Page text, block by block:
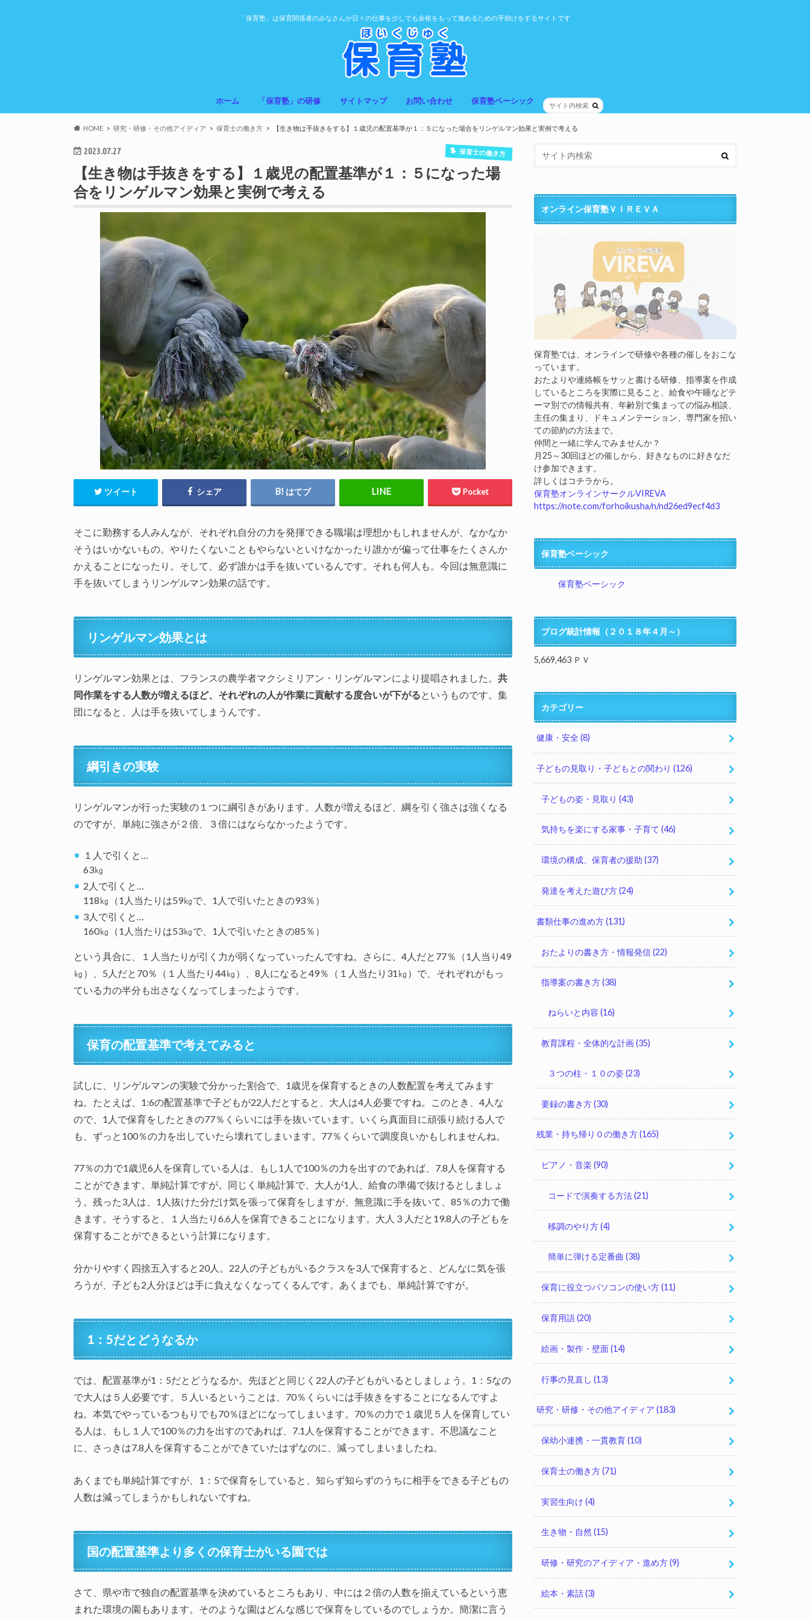
「保育塾」は保育関係者のみなさんが日々の仕事を少しでも余裕をもって進めるための手助けをするサイトです
ホーム 「保育塾」の研修 サイトマップ お問い合わせ 保育塾ベーシック
HOME 研究・研修・その他アイディア 保育士の働き方 【生き物は手抜きをする】１歳児の配置基準が１：５になった場合をリンゲルマン効果と実例で考える
2023.07.27 保育士の働き方
【生き物は手抜きをする】１歳児の配置基準が１：５になった場
合をリンゲルマン効果と実例で考える
ツイート シェア はてブ Pocket
そこに勤務する人みんなが、それぞれ自分の力を発揮できる職場は理想かもしれませんが、なかなか
そうはいかないもの。やりたくないこともやらないといけなかったり誰かが偏って仕事をたくさんか
かえることになったり。そして、必ず誰かは手を抜いているんです。それも何人も。今回は無意識に
手を抜いてしまうリンゲルマン効果の話です。
リンゲルマン効果とは
リンゲルマン効果とは、フランスの農学者マクシミリアン・リンゲルマンにより提唱されました。 共
同作業をする人数が増えるほど、それぞれの人が作業に貢献する度合いが下がるというものです。集
団になると、人は手を抜いてしまうんです。
綱引きの実験
リンゲルマンが行った実験の１つに綱引きがあります。人数が増えるほど、綱を引く強さは強くなる
のですが、単純に強さが２倍、３倍にはならなかったようです。
１人で引くと…
63㎏
2人で引くと…
118㎏（1人当たりは59㎏で、1人で引いたときの93％）
3人で引くと…
160㎏（1人当たりは53㎏で、1人で引いたときの85％）
という具合に、１人当たりが引く力が弱くなっていったんですね。さらに、4人だと77％（1人当り49
㎏）、5人だと70％（１人当たり44㎏）、8人になると49％（１人当たり31㎏）で、それぞれがもっ
ている力の半分も出さなくなってしまったようです。
保育の配置基準で考えてみると
試しに、リンゲルマンの実験で分かった割合で、1歳児を保育するときの人数配置を考えてみます
ね。たとえば、1:6の配置基準で子どもが22人だとすると、大人は4人必要ですね。このとき、4人な
ので、1人で保育をしたときの77％くらいには手を抜いています。いくら真面目に頑張り続ける人で
も、ずっと100％の力を出していたら壊れてしまいます。77％くらいで調度良いかもしれませんね。
77％の力で1歳児6人を保育している人は、もし1人で100％の力を出すのであれば、7.8人を保育する
ことができます。単純計算ですが。同じく単純計算で、大人が1人、給食の準備で抜けるとしましょ
う。残った3人は、1人抜けた分だけ気を張って保育をしますが、無意識に手を抜いて、85％の力で働
きます。そうすると、１人当たり6.6人を保育できることになります。大人３人だと19.8人の子どもを
保育することができるという計算になります。
分かりやすく四捨五入すると20人。22人の子どもがいるクラスを3人で保育すると、どんなに気を張
ろうが、子ども2人分ほどは手に負えなくなってくるんです。あくまでも、単純計算ですが。
1：5だとどうなるか
では、配置基準が1：5だとどうなるか。先ほどと同じく22人の子どもがいるとしましょう。1：5なの
で大人は５人必要です。５人いるということは、70％くらいには手抜きをすることになるんですよ
ね。本気でやっているつもりでも70％ほどになってしまいます。70％の力で１歳児５人を保育してい
る人は、もし１人で100％の力を出すのであれば、7.1人を保育することができます。不思議なこと
に、さっきは7.8人を保育することができていたはずなのに、減ってしまいましたね。
あくまでも単純計算ですが、1：5で保育をしていると、知らず知らずのうちに相手をできる子どもの
人数は減ってしまうかもしれないですね。
国の配置基準より多くの保育士がいる園では
さて、県や市で独自の配置基準を決めているところもあり、中には２倍の人数を揃えているという恵
まれた環境の園もあります。そのような園はどんな感じで保育をしているのでしょうか。簡潔に言う
オンライン保育塾ＶＩＲＥＶＡ
保育塾では、オンラインで研修や各種の催しをおこな
っています。
おたよりや連絡帳をサッと書ける研修、指導案を作成
しているところを実際に見ること、給食や午睡などテ
ーマ別での情報共有、年齢別で集まっての悩み相談、
主任の集まり、ドキュメンテーション、専門家を招い
ての節約の方法まで。
仲間と一緒に学んでみませんか？
月25～30回ほどの催しから、好きなものに好きなだ
け参加できます。
詳しくはコチラから。
保育塾オンラインサークルVIREVA
https://note.com/forhoikusha/n/nd26ed9ecf4d3
保育塾ベーシック
保育塾ベーシック
ブログ統計情報（２０１８年４月～）
5,669,463 ＰＶ
カテゴリー
健康・安全(8)
子どもの見取り・子どもとの関わり(126)
子どもの姿・見取り (43)
気持ちを楽にする家事・子育て (46)
環境の構成、保育者の援助 (37)
発達を考えた遊び方(24)
書類仕事の進め方(131)
おたよりの書き方・情報発信(22)
指導案の書き方(38)
ねらいと内容(16)
教育課程・全体的な計画(35)
３つの柱・１０の姿(23)
要録の書き方(30)
残業・持ち帰り０の働き方(165)
ピアノ・音楽 (90)
コードで演奏する方法(21)
移調のやり方(4)
簡単に弾ける定番曲(38)
保育に役立つパソコンの使い方(11)
保育用語(20)
絵画・製作・壁面(14)
行事の見直し (13)
研究・研修・その他アイディア(183)
保幼小連携・一貫教育(10)
保育士の働き方(71)
実習生向け (4)
生き物・自然 (15)
研修・研究のアイディア・進め方(9)
絵本・素話(3)